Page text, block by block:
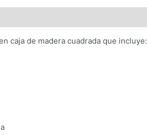
caja de madera cuadrada que incluye: